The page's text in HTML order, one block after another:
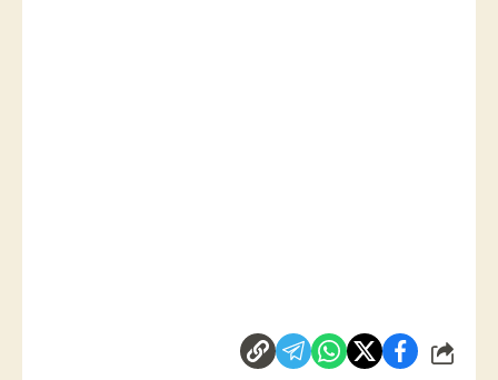
شارك